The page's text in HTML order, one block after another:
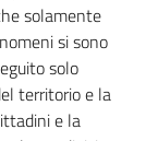
solamente
si sono
solo
territorio e la
e la